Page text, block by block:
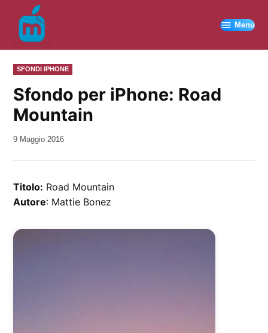
contenuto
Menu
PUBBLICATO
IN
SFONDI IPHONE
Sfondo per iPhone: Road
Mountain
da
9 Maggio 2016
Titolo: Road Mountain
Autore: Mattie Bonez